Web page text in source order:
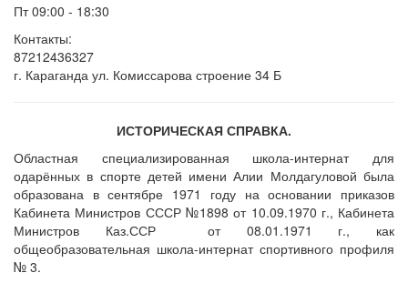
Пт 09:00 - 18:30
Контакты:
87212436327
г. Караганда ул. Комиссарова строение 34 Б
ИСТОРИЧЕСКАЯ СПРАВКА.
Областная специализированная школа-интернат для
одарённых в спорте детей имени Алии Молдагуловой была
образована в сентябре 1971 году на основании приказов
Кабинета Министров СССР №1898 от 10.09.1970 г., Кабинета
Министров Каз.ССР от 08.01.1971 г., как
общеобразовательная школа-интернат спортивного профиля
№ 3.